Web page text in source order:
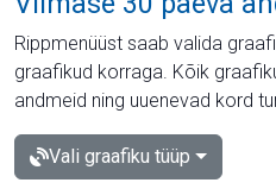
Rippmenüüst saab valida
graafikud korraga. Kõik
andmeid ning uuenevad kord
Vali graafiku tüüp